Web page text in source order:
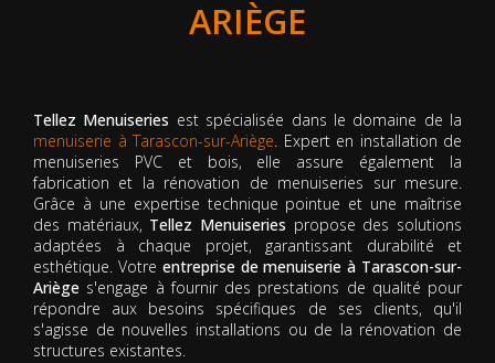
ARIÈGE
Tellez Menuiseries est spécialisée dans le domaine de la
menuiserie à Tarascon-sur-Ariège. Expert en installation de
menuiseries PVC et bois, elle assure également la
fabrication et la rénovation de menuiseries sur mesure.
Grâce à une expertise technique pointue et une maîtrise
des matériaux, Tellez Menuiseries propose des solutions
adaptées à chaque projet, garantissant durabilité et
esthétique. Votre entreprise de menuiserie à Tarascon-sur-
Ariège s'engage à fournir des prestations de qualité pour
répondre aux besoins spécifiques de ses clients, qu'il
s'agisse de nouvelles installations ou de la rénovation de
structures existantes.